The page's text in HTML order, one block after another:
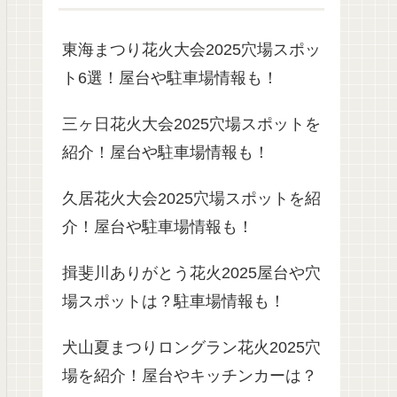
東海まつり花火大会2025穴場スポッ
ト6選！屋台や駐車場情報も！
三ヶ日花火大会2025穴場スポットを
紹介！屋台や駐車場情報も！
久居花火大会2025穴場スポットを紹
介！屋台や駐車場情報も！
揖斐川ありがとう花火2025屋台や穴
場スポットは？駐車場情報も！
犬山夏まつりロングラン花火2025穴
場を紹介！屋台やキッチンカーは？